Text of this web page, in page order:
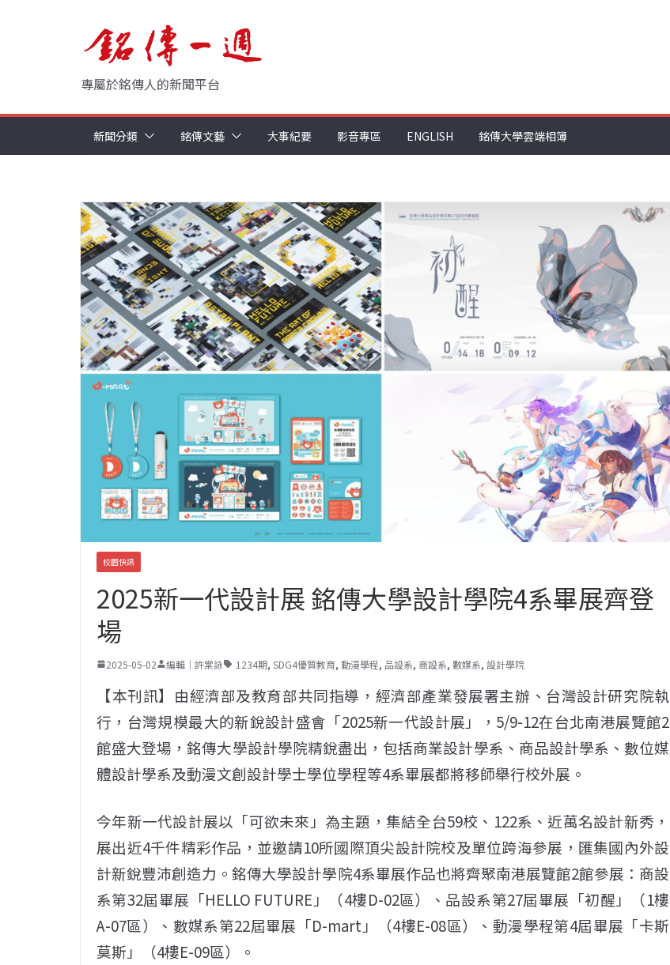
專屬於銘傳人的新聞平台
新聞分類 銘傳文藝 大事紀要 影音專區 ENGLISH 銘傳大學雲端相簿
校園快訊
2025新一代設計展 銘傳大學設計學院4系畢展齊登
場
2025-05-02 編輯｜許棠詠 1234期, SDG4優質教育, 動漫學程, 品設系, 商設系, 數媒系, 設計學院
【本刊訊】由經濟部及教育部共同指導，經濟部產業發展署主辦、台灣設計研究院執
行，台灣規模最大的新銳設計盛會「2025新一代設計展」，5/9-12在台北南港展覽館2
館盛大登場，銘傳大學設計學院精銳盡出，包括商業設計學系、商品設計學系、數位媒
體設計學系及動漫文創設計學士學位學程等4系畢展都將移師舉行校外展。
今年新一代設計展以「可欲未來」為主題，集結全台59校、122系、近萬名設計新秀，
展出近4千件精彩作品，並邀請10所國際頂尖設計院校及單位跨海參展，匯集國內外設
計新銳豐沛創造力。銘傳大學設計學院4系畢展作品也將齊聚南港展覽館2館參展：商設
系第32屆畢展「HELLO FUTURE」（4樓D-02區）、品設系第27屆畢展「初醒」（1樓
A-07區）、數媒系第22屆畢展「D-mart」（4樓E-08區）、動漫學程第4屆畢展「卡斯
莫斯」（4樓E-09區）。